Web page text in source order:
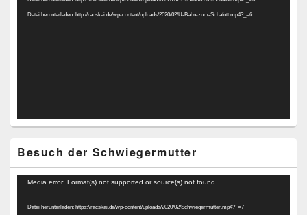
Datei herunterladen: http://racskai.de/wp-content/uploads/2020/02/U-Bahn-zum-Schafott.mp4?_=6
Besuch der Schwiegermutter
Video-
Media error: Format(s) not supported or source(s) not found
Datei herunterladen: https://racskai.de/wp-content/uploads/2020/02/Schwiegermutter.mp4?_=7